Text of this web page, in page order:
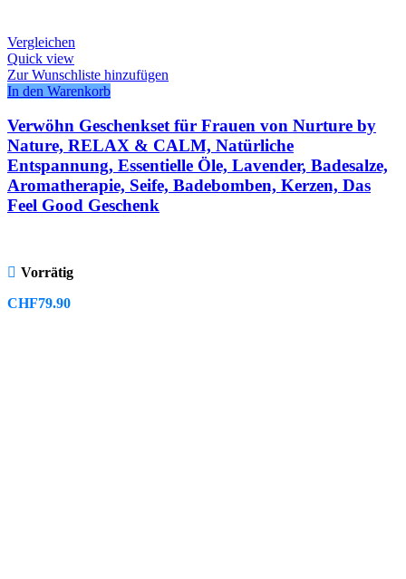
Vergleichen
Quick view
Zur Wunschliste hinzufügen
In den Warenkorb
Verwöhn Geschenkset für Frauen von Nurture by
Nature, RELAX & CALM, Natürliche
Entspannung, Essentielle Öle, Lavender, Badesalze,
Aromatherapie, Seife, Badebomben, Kerzen, Das
Feel Good Geschenk
Vorrätig
CHF79.90